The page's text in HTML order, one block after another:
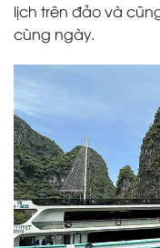
lịch trên đảo và
cùng ngày.